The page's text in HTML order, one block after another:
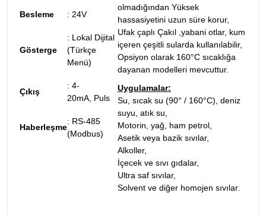
Besleme : 24V
Gösterge
: Lokal Dijital
(Türkçe
Menü)
Çıkış
: 4-
20mA, Puls
Haberleşme
: RS-485
(Modbus)
olmadığından Yüksek
hassasiyetini uzun süre korur,
Ufak çaplı Çakıl ,yabani otlar, kum
içeren çeşitli sularda kullanılabilir,
Opsiyon olarak 160°C sıcaklığa
dayanan modelleri mevcuttur.
Uygulamalar:
Su, sıcak su (90° / 160°C), deniz
suyu, atık su,
Motorin, yağ, ham petrol,
Asetik veya bazik sıvılar,
Alkoller,
İçecek ve sıvı gıdalar,
Ultra saf sıvılar,
Solvent ve diğer homojen sıvılar.